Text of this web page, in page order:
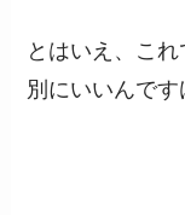
とはいえ、こ
別にいいんです